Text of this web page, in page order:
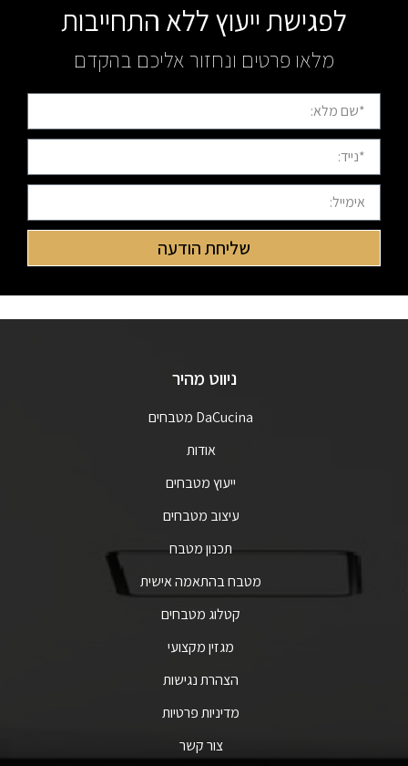
לפגישת ייעוץ ללא התחייבות
מלאו פרטים ונחזור אליכם בהקדם
שליחת הודעה
ניווט מהיר
DaCucina מטבחים
אודות
ייעוץ מטבחים
עיצוב מטבחים
תכנון מטבח
מטבח בהתאמה אישית
קטלוג מטבחים
מגזין מקצועי
הצהרת נגישות
מדיניות פרטיות
צור קשר